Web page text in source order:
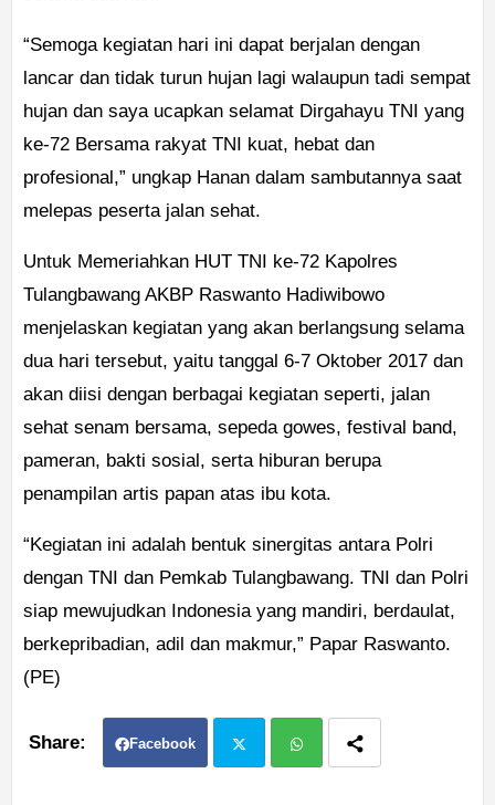
“Semoga kegiatan hari ini dapat berjalan dengan
lancar dan tidak turun hujan lagi walaupun tadi sempat
hujan dan saya ucapkan selamat Dirgahayu TNI yang
ke-72 Bersama rakyat TNI kuat, hebat dan
profesional,” ungkap Hanan dalam sambutannya saat
melepas peserta jalan sehat.
Untuk Memeriahkan HUT TNI ke-72 Kapolres
Tulangbawang AKBP Raswanto Hadiwibowo
menjelaskan kegiatan yang akan berlangsung selama
dua hari tersebut, yaitu tanggal 6-7 Oktober 2017 dan
akan diisi dengan berbagai kegiatan seperti, jalan
sehat senam bersama, sepeda gowes, festival band,
pameran, bakti sosial, serta hiburan berupa
penampilan artis papan atas ibu kota.
“Kegiatan ini adalah bentuk sinergitas antara Polri
dengan TNI dan Pemkab Tulangbawang. TNI dan Polri
siap mewujudkan Indonesia yang mandiri, berdaulat,
berkepribadian, adil dan makmur,” Papar Raswanto.
(PE)
Facebook